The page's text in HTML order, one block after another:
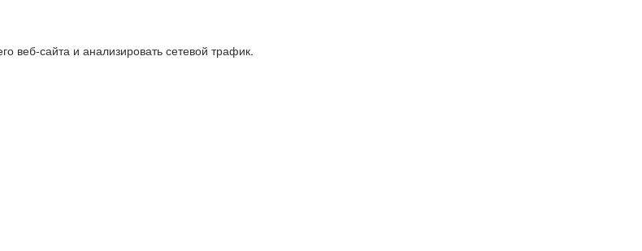
веб-сайта и анализировать сетевой трафик.